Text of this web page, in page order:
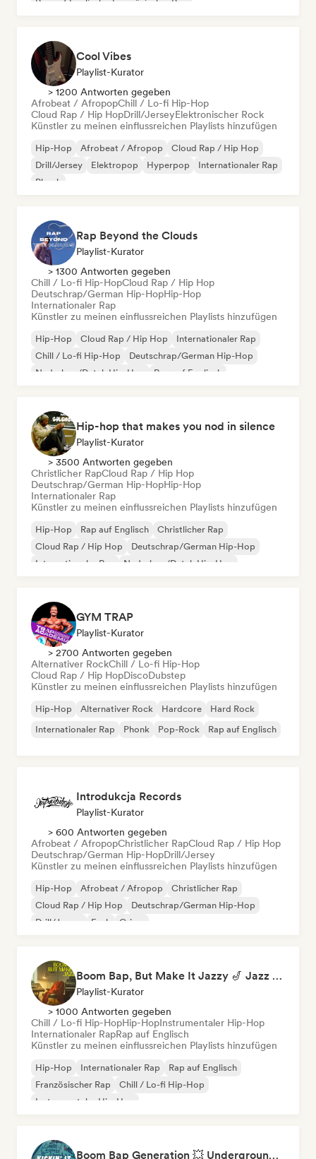
Rap auf Englisch
Französischer Rap
Cool Vibes
Playlist-Kurator
> 1200 Antworten gegeben
Afrobeat / AfropopChill / Lo-fi Hip-Hop
Cloud Rap / Hip HopDrill/JerseyElektronischer Rock
Künstler zu meinen einflussreichen Playlists hinzufügen
Hip-Hop Afrobeat / Afropop
Cloud Rap / Hip Hop
Drill/Jersey
Elektropop Hyperpop
Internationaler Rap
Phonk
Rap Beyond the Clouds
Playlist-Kurator
> 1300 Antworten gegeben
Chill / Lo-fi Hip-HopCloud Rap / Hip Hop
Deutschrap/German Hip-HopHip-Hop
Internationaler Rap
Künstler zu meinen einflussreichen Playlists hinzufügen
Hip-Hop Cloud Rap / Hip Hop
Internationaler Rap
Chill / Lo-fi Hip-Hop
Deutschrap/German Hip-Hop
Nederhop/Dutch Hip-Hop
Rap auf Englisch
Hip-hop that makes you nod in silence
Playlist-Kurator
> 3500 Antworten gegeben
Christlicher RapCloud Rap / Hip Hop
Deutschrap/German Hip-HopHip-Hop
Internationaler Rap
Künstler zu meinen einflussreichen Playlists hinzufügen
Hip-Hop Rap auf Englisch
Christlicher Rap
Cloud Rap / Hip Hop
Deutschrap/German Hip-Hop
Internationaler Rap
Nederhop/Dutch Hip-Hop
GYM TRAP
Playlist-Kurator
> 2700 Antworten gegeben
Alternativer RockChill / Lo-fi Hip-Hop
Cloud Rap / Hip HopDiscoDubstep
Künstler zu meinen einflussreichen Playlists hinzufügen
Hip-Hop Alternativer Rock Hardcore
Hard Rock
Internationaler Rap
Phonk Pop-Rock Rap auf Englisch
Introdukcja Records
Playlist-Kurator
> 600 Antworten gegeben
Afrobeat / AfropopChristlicher RapCloud Rap / Hip Hop
Deutschrap/German Hip-HopDrill/Jersey
Künstler zu meinen einflussreichen Playlists hinzufügen
Hip-Hop Afrobeat / Afropop
Christlicher Rap
Cloud Rap / Hip Hop
Deutschrap/German Hip-Hop
Drill/Jersey
Funk Grime
Boom Bap, But Make It Jazzy 🎷 Jazz Rap, Underground & Conscious Hip-Hop
Playlist-Kurator
> 1000 Antworten gegeben
Chill / Lo-fi Hip-HopHip-HopInstrumentaler Hip-Hop
Internationaler RapRap auf Englisch
Künstler zu meinen einflussreichen Playlists hinzufügen
Hip-Hop Internationaler Rap
Rap auf Englisch
Französischer Rap
Chill / Lo-fi Hip-Hop
Instrumentaler Hip-Hop
Boom Bap Generation 💥 Underground Hip-Hop, East Coast & Jazz Rap